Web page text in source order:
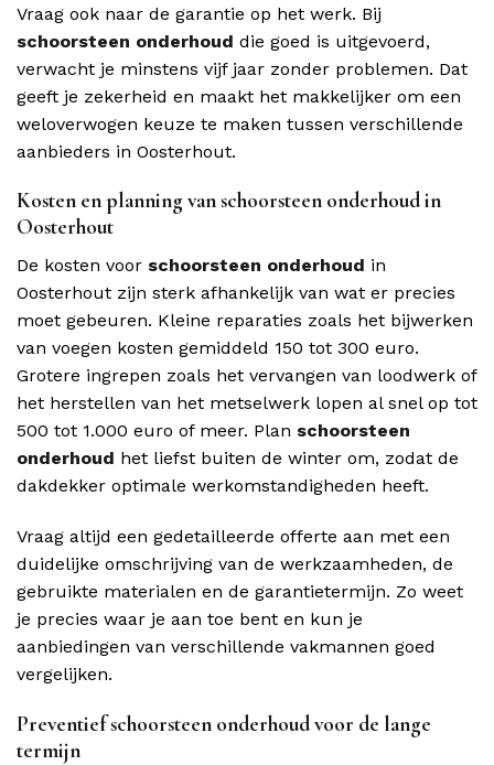
Vraag ook naar de garantie op het werk. Bij
schoorsteen onderhoud die goed is uitgevoerd,
verwacht je minstens vijf jaar zonder problemen. Dat
geeft je zekerheid en maakt het makkelijker om een
weloverwogen keuze te maken tussen verschillende
aanbieders in Oosterhout.
Kosten en planning van schoorsteen onderhoud in
Oosterhout
De kosten voor schoorsteen onderhoud in
Oosterhout zijn sterk afhankelijk van wat er precies
moet gebeuren. Kleine reparaties zoals het bijwerken
van voegen kosten gemiddeld 150 tot 300 euro.
Grotere ingrepen zoals het vervangen van loodwerk of
het herstellen van het metselwerk lopen al snel op tot
500 tot 1.000 euro of meer. Plan schoorsteen
onderhoud het liefst buiten de winter om, zodat de
dakdekker optimale werkomstandigheden heeft.
Vraag altijd een gedetailleerde offerte aan met een
duidelijke omschrijving van de werkzaamheden, de
gebruikte materialen en de garantietermijn. Zo weet
je precies waar je aan toe bent en kun je
aanbiedingen van verschillende vakmannen goed
vergelijken.
Preventief schoorsteen onderhoud voor de lange
termijn